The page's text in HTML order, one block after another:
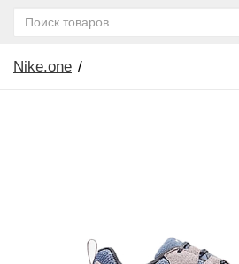
Nike.one